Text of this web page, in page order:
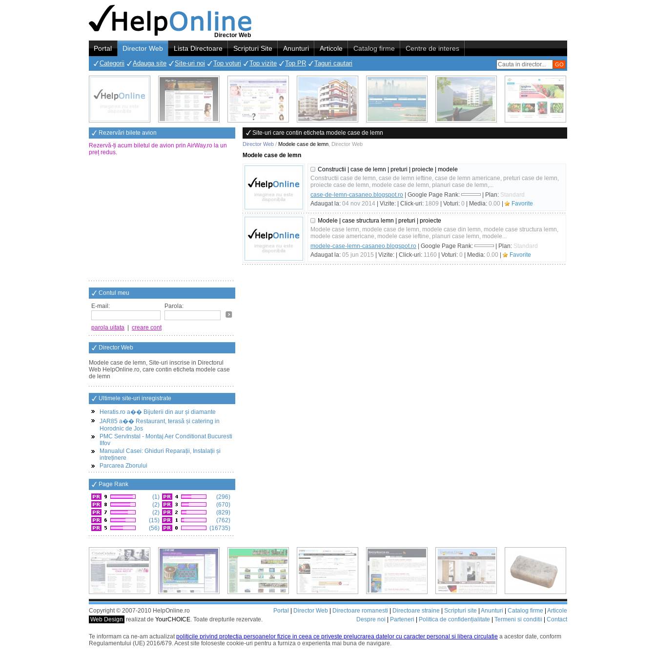
Director Web
Portal Director Web Lista Directoare Scripturi Site Anunturi Articole Catalog firme Centre de interes
Categorii Adauga site Site-uri noi Top voturi Top vizite Top PR Taguri cautari
Rezervări bilete avion
Rezervă-ți acum biletul de avion prin AirWay.ro la un
preț redus.
Contul meu
E-mail:
Parola:
parola uitata creare cont
Director Web
Modele case de lemn, Site-uri inscrise in Directorul
Web HelpOnline.ro, care contin eticheta modele case
de lemn
Ultimele site-uri inregistrate
Heratis.ro a�� Bijuterii din aur și diamante
JAR85 a�� Restaurant, terasă și catering in
Horodnic de Jos
PMC ServInstal - Montaj Aer Conditionat Bucuresti
Ilfov
Manualul Casei: Ghiduri Reparații, Instalații și
intreținere
Parcarea Zborului
Page Rank
(1)
(2)
(2)
(15)
(56)
(296)
(670)
(829)
(762)
(16735)
Site-uri care contin eticheta modele case de lemn
Director Web / Modele case de lemn Director Web
Modele case de lemn
Constructii | case de lemn | preturi | proiecte | modele
Constructii case de lemn, case de lemn ieftine, case de lemn americane, preturi case de lemn,
proiecte case de lemn, modele case de lemn, planuri case de lemn,...
case-de-lemn-casaneo.blogspot.ro | Google Page Rank: | Plan: Standard
Adaugat la: 04 nov 2014 | Vizite: | Click-uri: 1809 | Voturi: 0 | Media: 0.00 Favorite
Modele | case structura lemn | preturi | proiecte
Modele case lemn, modele case de lemn, modele case din lemn, modele case structura lemn,
modele case americane, modele case ieftine, planuri case lemn, modele...
modele-case-lemn-casaneo.blogspot.ro | Google Page Rank: | Plan: Standard
Adaugat la: 05 jun 2015 | Vizite: | Click-uri: 1160 | Voturi: 0 | Media: 0.00 Favorite
Copyright © 2007-2010 HelpOnline.ro
Web Design realizat de YourCHOICE. Toate drepturile rezervate.
Portal Director Web Directoare romanesti Directoare straine Scripturi site Anunturi Catalog firme
Articole
Despre noi
Parteneri Politica de confidențialitate Termeni si conditii Contact
Te informam ca ne-am actualizatpoliticile privind protectia persoanelor fizice in ceea ce priveste prelucrarea datelor cu caracter personal si libera circulatie a acestor date, conform
Regulamentului (UE) 2016/679. Acest site foloseste cookie-uri pentru a furniza o experienta mai buna de navigare.